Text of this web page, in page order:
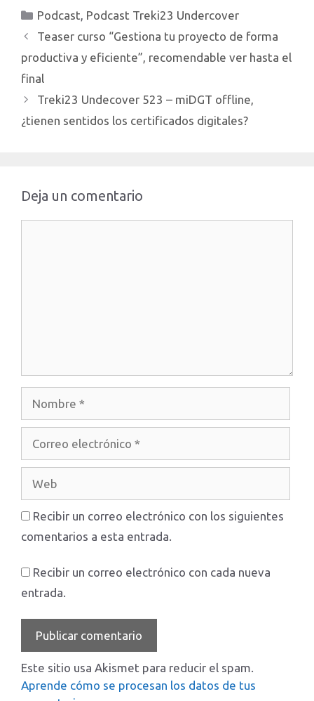
(volumen 2):
https://www.treki23.c...
Categorías
Podcast, Podcast Treki23 Undercover
Teaser curso “Gestiona tu proyecto de forma
productiva y eficiente”, recomendable ver hasta el
final
Treki23 Undecover 523 – miDGT offline,
¿tienen sentidos los certificados digitales?
Deja un comentario
electrónico
Recibir un correo electrónico con los siguientes
comentarios a esta entrada.
Recibir un correo electrónico con cada nueva
entrada.
Este sitio usa Akismet para reducir el spam.
Aprende cómo se procesan los datos de tus